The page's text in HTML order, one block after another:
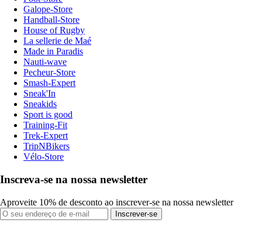
Galope-Store
Handball-Store
House of Rugby
La sellerie de Maé
Made in Paradis
Nauti-wave
Pecheur-Store
Smash-Expert
Sneak'In
Sneakids
Sport is good
Training-Fit
Trek-Expert
TripNBikers
Vélo-Store
Inscreva-se na nossa newsletter
Aproveite 10% de desconto ao inscrever-se na nossa newsletter
Inscrever-se